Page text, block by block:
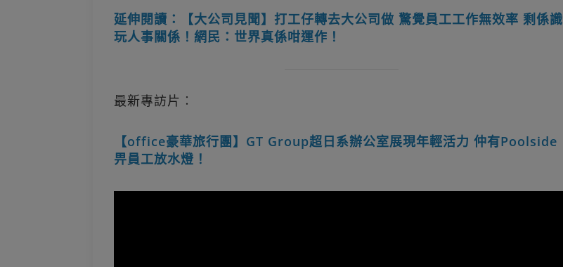
延伸閱讀：【大公司見聞】打工仔轉去大公司做 驚覺員工工作無效率 剩係識
玩人事關係！網民：世界真係咁運作！
最新專訪片︰
【office豪華旅行團】GT Group超日系辦公室展現年輕活力 仲有Poolside
畀員工放水燈！